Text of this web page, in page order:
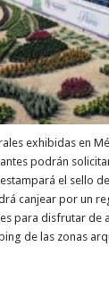
exhibidas en
podrán
el sello
canjear por un
para disfrutar de
de las zonas